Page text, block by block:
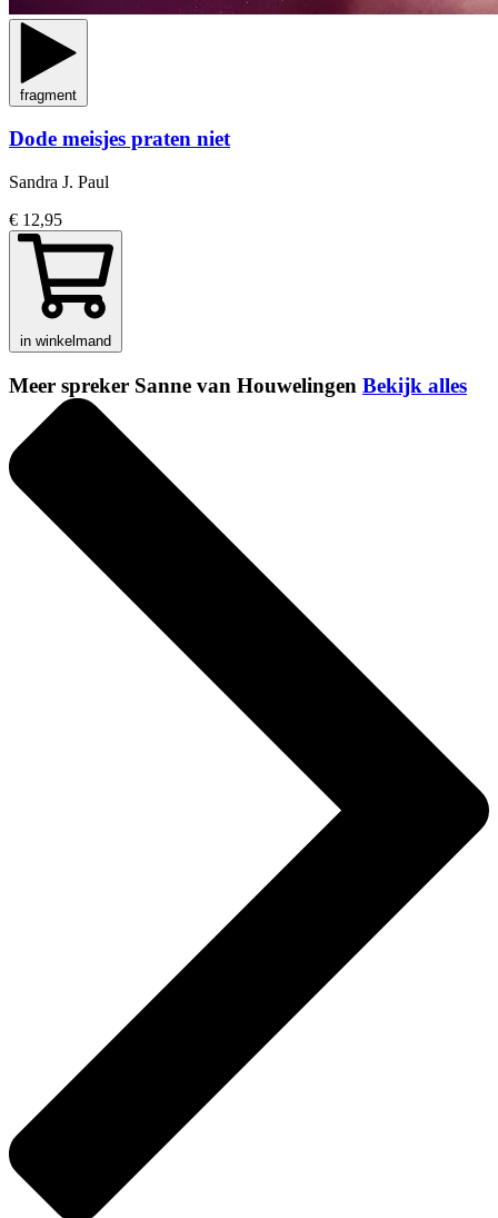
fragment
Dode meisjes praten niet
Sandra J. Paul
€ 12,95
in winkelmand
Meer spreker Sanne van Houwelingen Bekijk alles